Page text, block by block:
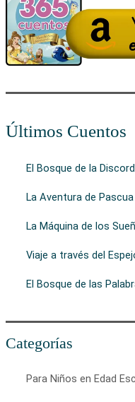
Últimos Cuentos
El Bosque de la
La Aventura de
La Máquina de los
Viaje a través del
El Bosque de las
Categorías
Para Niños en Edad